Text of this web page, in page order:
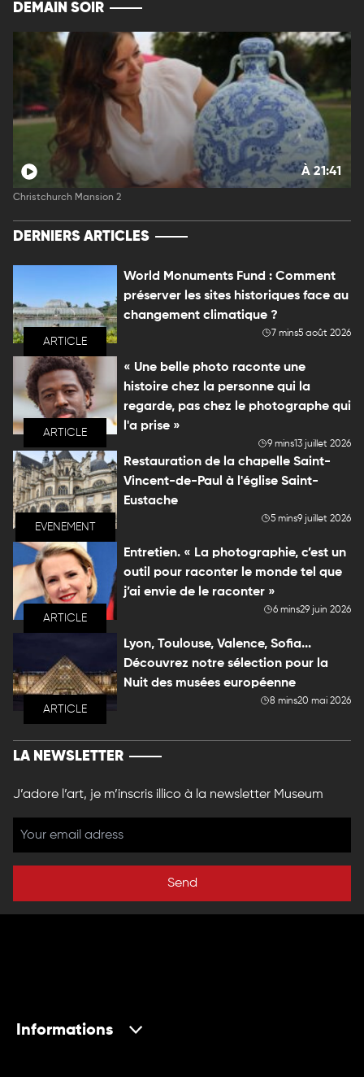
DEMAIN SOIR
À 21:41
Christchurch Mansion 2
DERNIERS ARTICLES
ARTICLE
World Monuments Fund : Comment
préserver les sites historiques face au
changement climatique ?
7 mins5 août 2026
ARTICLE
« Une belle photo raconte une
histoire chez la personne qui la
regarde, pas chez le photographe qui
l'a prise »
9 mins13 juillet 2026
EVENEMENT
Restauration de la chapelle Saint-
Vincent-de-Paul à l'église Saint-
Eustache
5 mins9 juillet 2026
ARTICLE
Entretien. « La photographie, c’est un
outil pour raconter le monde tel que
j’ai envie de le raconter »
6 mins29 juin 2026
ARTICLE
Lyon, Toulouse, Valence, Sofia...
Découvrez notre sélection pour la
Nuit des musées européenne
8 mins20 mai 2026
LA NEWSLETTER
J’adore l’art, je m’inscris illico à la newsletter Museum
Send
Informations